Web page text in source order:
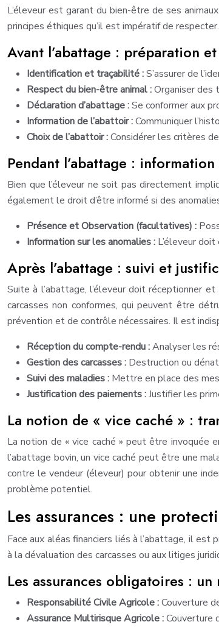
L’éleveur est garant du bien-être de ses
principes éthiques qu’il est impératif de
Avant l’abattage : préparation
Identification et traçabilité :S’assurer de
Respect du bien-être animal :Organiser des
Déclaration d’abattage :Se conformer aux
Information de l’abattoir :Communiquer
Choix de l’abattoir :Considérer les critères
Pendant l’abattage :
Bien que l’éleveur ne soit pas directement
également le droit d’être informé si des
Présence et Observation (facultatives) :
Information sur les anomalies : L’éleveur
Après l’abattage : suivi et
Suite à l’abattage, l’éleveur doit réceptionner
carcasses non conformes, qui peuvent être
prévention et de contrôle nécessaires. Il est
Réception du compte-rendu :Analyser les
Gestion des carcasses : Destruction ou
Suivi des maladies : Mettre en place des
Justification des paiements :Justifier les
La notion de « vice caché » :
La notion de « vice caché » peut être invoquée
l’abattage bovin, un vice caché peut être une
contre le vendeur (éleveur) pour obtenir une
problème potentiel.
Les assurances : une
Face aux aléas financiers liés à l’abattage, il
à la dévaluation des carcasses ou aux litiges
Les assurances obligatoires :
Responsabilité Civile Agricole :Couverture
Assurance Multirisque Agricole :Couverture